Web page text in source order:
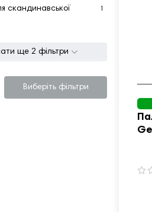
скандинавської
ще 2 фільтри
Виберіть фільтри